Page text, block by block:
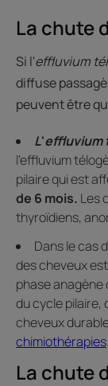
La chute
Si l'effluvium
diffuse
peuvent être
L'effluvium
l'effluvium
pilaire qui est
de 6 mois. Les
thyroïdiens,
Dans le cas
des cheveux
phase anagène
du cycle pilaire,
cheveux
chimiothérapies.
La chute